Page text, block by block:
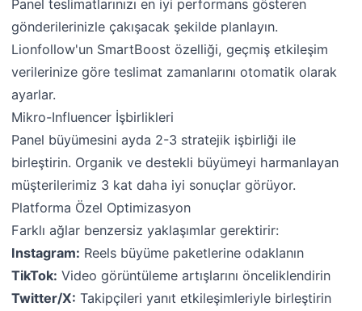
Panel teslimatlarınızı en iyi performans gösteren
gönderilerinizle çakışacak şekilde planlayın.
Lionfollow'un SmartBoost özelliği, geçmiş etkileşim
verilerinize göre teslimat zamanlarını otomatik olarak
ayarlar.
Mikro-Influencer İşbirlikleri
Panel büyümesini ayda 2-3 stratejik işbirliği ile
birleştirin. Organik ve destekli büyümeyi harmanlayan
müşterilerimiz 3 kat daha iyi sonuçlar görüyor.
Platforma Özel Optimizasyon
Farklı ağlar benzersiz yaklaşımlar gerektirir:
Instagram: Reels büyüme paketlerine odaklanın
TikTok: Video görüntüleme artışlarını önceliklendirin
Twitter/X: Takipçileri yanıt etkileşimleriyle birleştirin